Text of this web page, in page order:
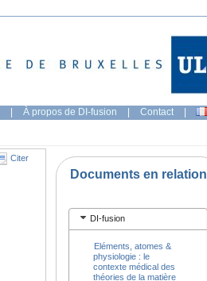
| À propos de DI-fusion | Contact |
Citer
Documents en relation
DI-fusion
Eléments, atomes &
physiologie : le
contexte médical des
théories de la matière